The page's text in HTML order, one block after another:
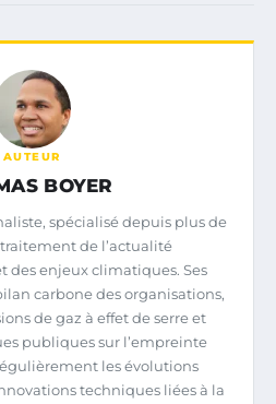
AUTEUR
BOYER
spécialisé depuis plus de
de l’actualité
des enjeux climatiques. Ses
carbone des organisations,
de gaz à effet de serre et
publiques sur l’empreinte
les évolutions
techniques liées à la